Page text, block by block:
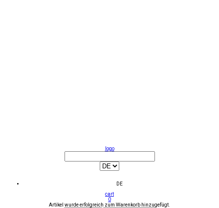
logo
DE
cart
0
Artikel wurde erfolgreich zum Warenkorb hinzugefügt.